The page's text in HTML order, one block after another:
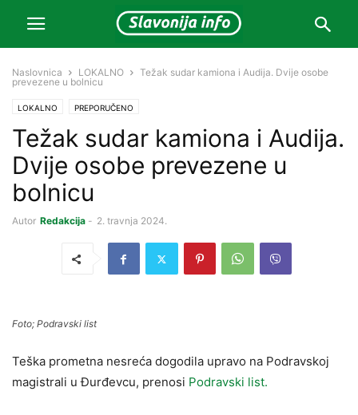
Naslovnica LOKALNO
Težak sudar kamiona i Audija. Dvije osobe
prevezene u bolnicu
LOKALNO PREPORUČENO
Težak sudar kamiona i Audija.
Dvije osobe prevezene u
bolnicu
Autor Redakcija - 2. travnja 2024.
Foto; Podravski list
Teška prometna nesreća dogodila upravo na Podravskoj
magistrali u Đurđevcu, prenosi Podravski list.